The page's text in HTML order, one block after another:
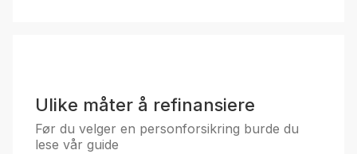
Ulike måter å refinansiere
Før du velger en personforsikring burde du
lese vår guide